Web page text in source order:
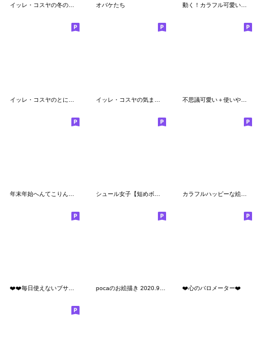
イッレ・コスヤの冬の絵文字 オバケたち 動く！カラフル可愛い絵文字
不思議可愛い＋使いやすい
カラフルハッピーな絵文字
❤️❤️毎日使えないブサイクな絵文字❤️❤️ pocaのお絵描き 2020.9 絵文字 ❤️心のバロメーター❤️